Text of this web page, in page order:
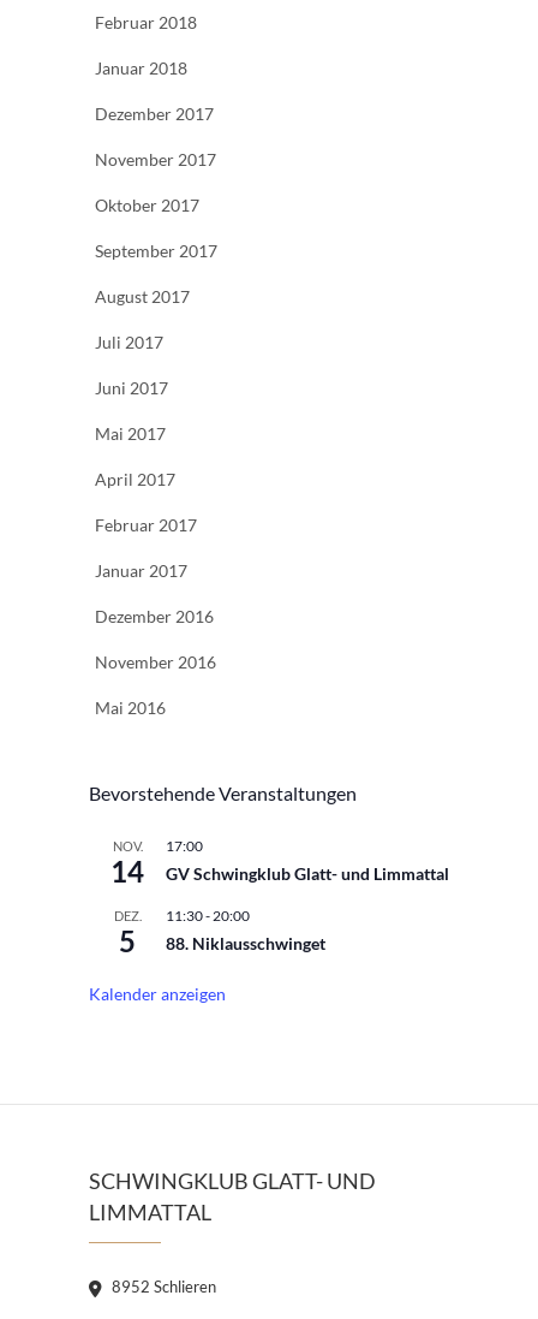
Februar 2018
Januar 2018
Dezember 2017
November 2017
Oktober 2017
September 2017
August 2017
Juli 2017
Juni 2017
Mai 2017
April 2017
Februar 2017
Januar 2017
Dezember 2016
November 2016
Mai 2016
Bevorstehende Veranstaltungen
NOV.
14
17:00
GV Schwingklub Glatt- und Limmattal
DEZ.
5
11:30- 20:00
88. Niklausschwinget
Kalender anzeigen
SCHWINGKLUB GLATT- UND
LIMMATTAL
8952 Schlieren